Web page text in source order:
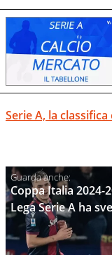
Serie A, la
Coppa Italia 2024-
Lega Serie A ha